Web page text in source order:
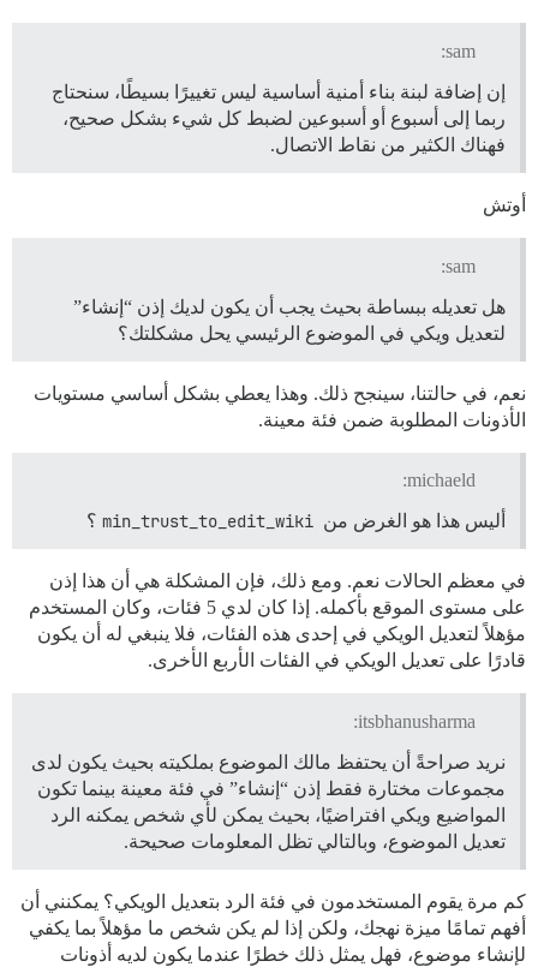
sam:
إن إضافة لبنة بناء أمنية أساسية ليس تغييرًا بسيطًا، سنحتاج
ربما إلى أسبوع أو أسبوعين لضبط كل شيء بشكل صحيح،
فهناك الكثير من نقاط الاتصال.
أوتش
sam:
هل تعديله ببساطة بحيث يجب أن يكون لديك إذن “إنشاء”
لتعديل ويكي في الموضوع الرئيسي يحل مشكلتك؟
نعم، في حالتنا، سينجح ذلك. وهذا يعطي بشكل أساسي مستويات
الأذونات المطلوبة ضمن فئة معينة.
michaeld:
أليس هذا هو الغرض من min_trust_to_edit_wiki ؟
في معظم الحالات نعم. ومع ذلك، فإن المشكلة هي أن هذا إذن
على مستوى الموقع بأكمله. إذا كان لدي 5 فئات، وكان المستخدم
مؤهلاً لتعديل الويكي في إحدى هذه الفئات، فلا ينبغي له أن يكون
قادرًا على تعديل الويكي في الفئات الأربع الأخرى.
itsbhanusharma:
نريد صراحةً أن يحتفظ مالك الموضوع بملكيته بحيث يكون لدى
مجموعات مختارة فقط إذن “إنشاء” في فئة معينة بينما تكون
المواضيع ويكي افتراضيًا، بحيث يمكن لأي شخص يمكنه الرد
تعديل الموضوع، وبالتالي تظل المعلومات صحيحة.
كم مرة يقوم المستخدمون في فئة الرد بتعديل الويكي؟ يمكنني أن
أفهم تمامًا ميزة نهجك، ولكن إذا لم يكن شخص ما مؤهلاً بما يكفي
لإنشاء موضوع، فهل يمثل ذلك خطرًا عندما يكون لديه أذونات